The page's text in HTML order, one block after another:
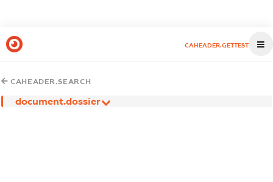
CAHEADER.GETTEST
CAHEADER.SEARCH
document.dossier